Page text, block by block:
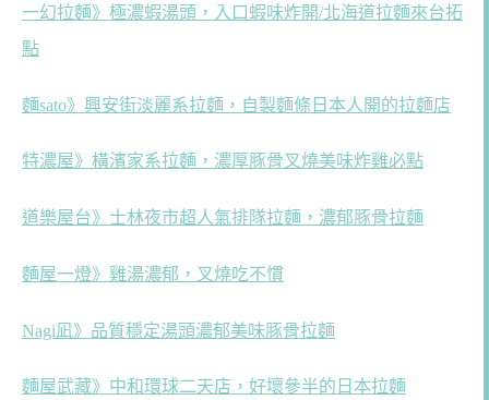
一幻拉麵》極濃蝦湯頭，入口蝦味炸開/北海道拉麵來台拓
點
麵sato》興安街淡麗系拉麵，自製麵條日本人開的拉麵店
特濃屋》橫濱家系拉麵，濃厚豚骨叉燒美味炸雞必點
道樂屋台》士林夜市超人氣排隊拉麵，濃郁豚骨拉麵
麵屋一燈》雞湯濃郁，叉燒吃不慣
Nagi凪》品質穩定湯頭濃郁美味豚骨拉麵
麵屋武藏》中和環球二天店，好壞參半的日本拉麵